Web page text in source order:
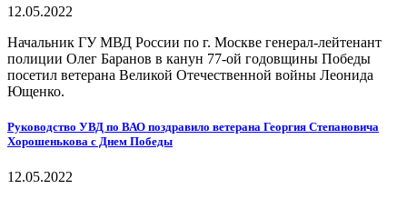
12.05.2022
Начальник ГУ МВД России по г. Москве генерал-лейтенант
полиции Олег Баранов в канун 77-ой годовщины Победы
посетил ветерана Великой Отечественной войны Леонида
Ющенко.
Руководство УВД по ВАО поздравило ветерана Георгия Степановича
Хорошенькова с Днем Победы
12.05.2022